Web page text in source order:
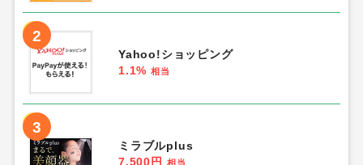
2
Yahoo!ショッピング
1.1% 相当
3
ミラブルplus
7,500円
相当